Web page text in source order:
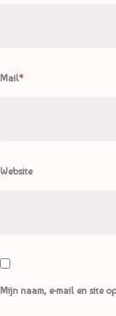
Mail*
Website
Mijn naam, e-mail en site